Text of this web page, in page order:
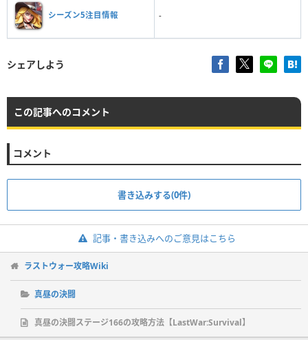
シーズン5注目情報 -
シェアしよう
この記事へのコメント
コメント
書き込みする(0件)
記事・書き込みへのご意見はこちら
ラストウォー攻略Wiki
真昼の決闘
真昼の決闘ステージ166の攻略方法【LastWar:Survival】